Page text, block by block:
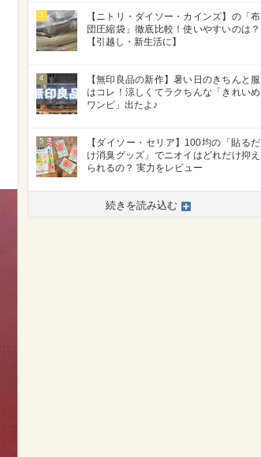
3
【ニトリ・ダイソー・カインズ】の「布
団圧縮袋」徹底比較！使いやすいのは？
【引越し・新生活に】
4
【無印良品の新作】暑い日のきちんと服
はコレ！涼しくてラクちんな「きれいめ
ワンピ」出たよ♪
5
【ダイソー・セリア】100均の「貼るだ
け消臭グッズ」でニオイはどれだけ抑え
られるの？ 実力をレビュー
続きを読み込む